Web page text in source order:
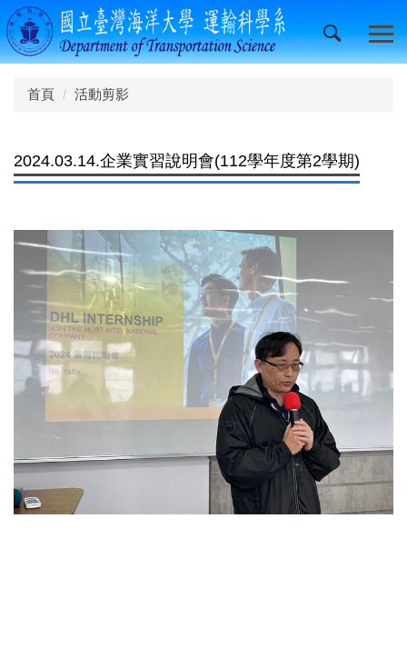
跳
到
主
首頁 活動剪影
2024.03.14.企業實習說明會(112學年度第2學期)